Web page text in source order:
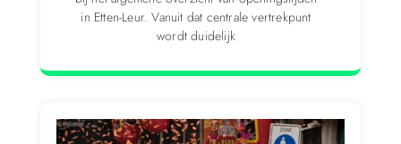
in Etten-Leur. Vanuit dat centrale vertrekpunt
wordt duidelijk